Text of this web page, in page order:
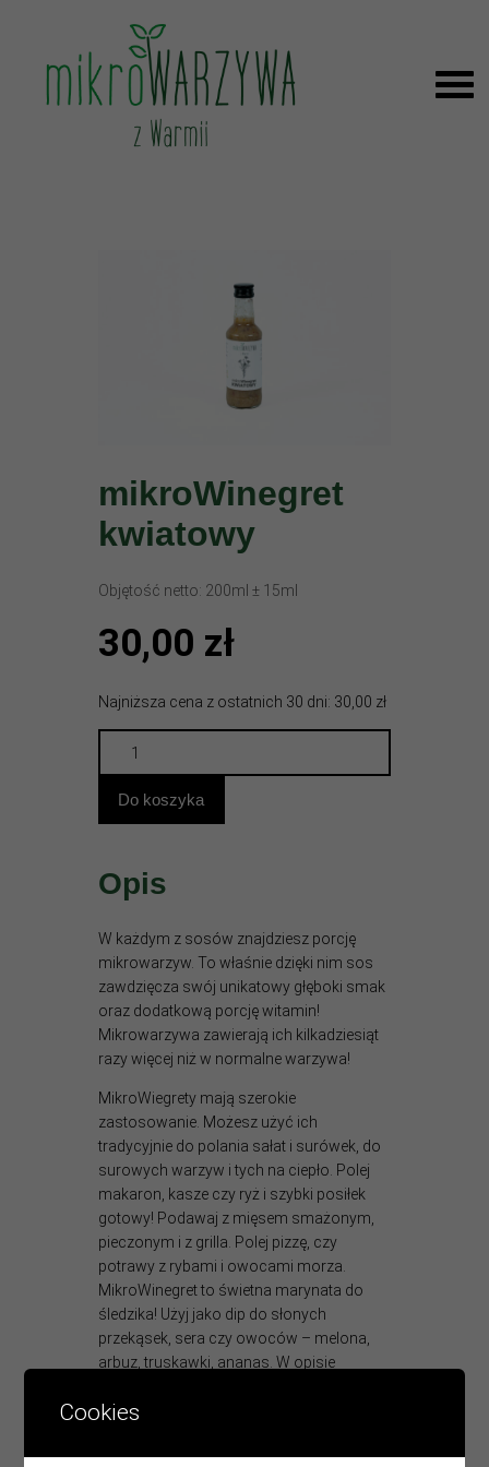
mikroWinegret
kwiatowy
Objętość netto: 200ml ± 15ml
30,00 zł
Najniższa cena z ostatnich 30 dni: 30,00 zł
kwiatowy
Do koszyka
Opis
W każdym z sosów znajdziesz porcję
mikrowarzyw. To właśnie dzięki nim sos
zawdzięcza swój unikatowy głęboki smak
oraz dodatkową porcję witamin!
Mikrowarzywa zawierają ich kilkadziesiąt
razy więcej niż w normalne warzywa!
MikroWiegrety mają szerokie
zastosowanie. Możesz użyć ich
tradycyjnie do polania sałat i surówek, do
surowych warzyw i tych na ciepło. Polej
makaron, kasze czy ryż i szybki posiłek
gotowy! Podawaj z mięsem smażonym,
pieczonym i z grilla. Polej pizzę, czy
potrawy z rybami i owocami morza.
MikroWinegret to świetna marynata do
śledzika! Użyj jako dip do słonych
przekąsek, sera czy owoców – melona,
arbuz, truskawki, ananas. W opisie
ulubione połączenia.
Cookies